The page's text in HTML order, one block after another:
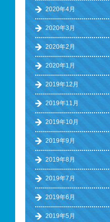
2020年4月
2020年3月
2020年2月
2020年1月
2019年12月
2019年11月
2019年10月
2019年9月
2019年8月
2019年7月
2019年6月
2019年5月